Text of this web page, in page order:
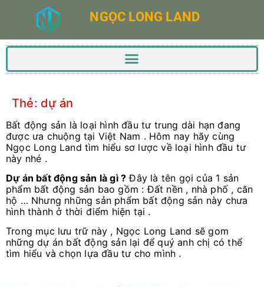
NGỌC LONG LAND
Thẻ: dự án
Bất động sản là loại hình đầu tư trung dài hạn đang
được ưa chuộng tại Việt Nam . Hôm nay hãy cùng
Ngọc Long Land tìm hiểu sơ lược về loại hình đầu tư
này nhé .
Dự án bất động sản là gì ? Đây là tên gọi của 1 sản
phẩm bất động sản bao gồm : Đất nền , nhà phố , căn
hộ … Nhưng những sản phẩm bất động sản này chưa
hình thành ở thời điểm hiện tại .
Trong mục lưu trữ này , Ngọc Long Land sẽ gom
những dự án bất động sản lại để quý anh chị có thể
tìm hiểu và chọn lựa đầu tư cho mình .